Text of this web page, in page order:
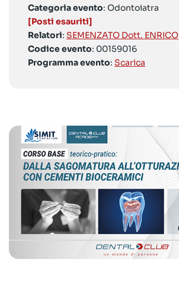
Categoria evento: Odontoiatra
[Posti esauriti]
Relatori: SEMENZATO Dott. ENRICO
Codice evento: 00159016
Programma evento: Scarica